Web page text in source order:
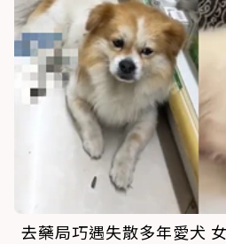
去藥局巧遇失散多年愛犬